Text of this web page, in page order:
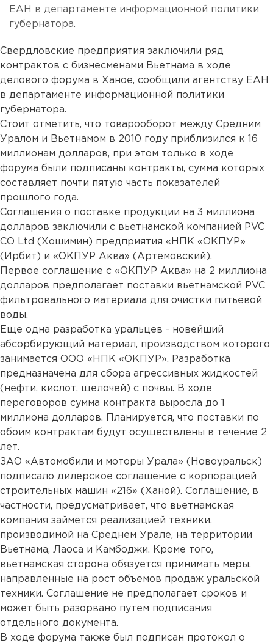
ЕАН в департаменте информационной политики
губернатора.
Свердловские предприятия заключили ряд
контрактов с бизнесменами Вьетнама в ходе
делового форума в Ханое, сообщили агентству ЕАН
в департаменте информационной политики
губернатора.
Стоит отметить, что товарооборот между Средним
Уралом и Вьетнамом в 2010 году приблизился к 16
миллионам долларов, при этом только в ходе
форума были подписаны контракты, сумма которых
составляет почти пятую часть показателей
прошлого года.
Соглашения о поставке продукции на 3 миллиона
долларов заключили с вьетнамской компанией PVC
CO Ltd (Хошимин) предприятия «НПК «ОКПУР»
(Ирбит) и «ОКПУР Аква» (Артемовский).
Первое соглашение с «ОКПУР Аква» на 2 миллиона
долларов предполагает поставки вьетнамской PVC
фильтровального материала для очистки питьевой
воды.
Еще одна разработка уральцев - новейший
абсорбирующий материал, производством которого
занимается ООО «НПК «ОКПУР». Разработка
предназначена для сбора агрессивных жидкостей
(нефти, кислот, щелочей) с почвы. В ходе
переговоров сумма контракта выросла до 1
миллиона долларов. Планируется, что поставки по
обоим контрактам будут осуществлены в течение 2
лет.
ЗАО «Автомобили и моторы Урала» (Новоуральск)
подписало дилерское соглашение с корпорацией
строительных машин «216» (Ханой). Соглашение, в
частности, предусматривает, что вьетнамская
компания займется реализацией техники,
производимой на Среднем Урале, на территории
Вьетнама, Лаоса и Камбоджи. Кроме того,
вьетнамская сторона обязуется принимать меры,
направленные на рост объемов продаж уральской
техники. Соглашение не предполагает сроков и
может быть разорвано путем подписания
отдельного документа.
В ходе форума также был подписан протокол о